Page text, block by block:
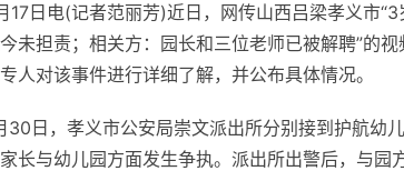
17日电(记者范丽芳)近日，网传山西吕梁孝义市“3
未担责；相关方：园长和三位老师已被解聘”的视
人对该事件进行详细了解，并公布具体情况。
日，孝义市公安局崇文派出所分别接到护航幼
长与幼儿园方面发生争执。派出所出警后，与园